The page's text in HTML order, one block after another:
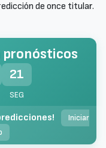
de once titular.
pronósticos
21
SEG
Iniciar